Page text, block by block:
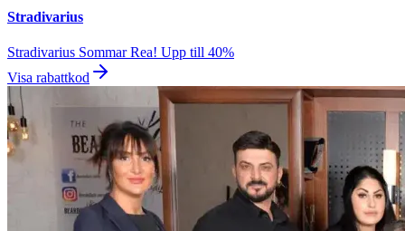
Stradivarius
Stradivarius Sommar Rea! Upp till 40%
Visa rabattkod